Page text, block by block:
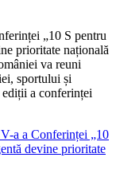
„10 S pentru
prioritate națională
va reuni
sportului și
a conferinței
a a Conferinței „10
devine prioritate